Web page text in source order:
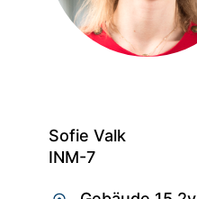
Sofie Valk
INM-7